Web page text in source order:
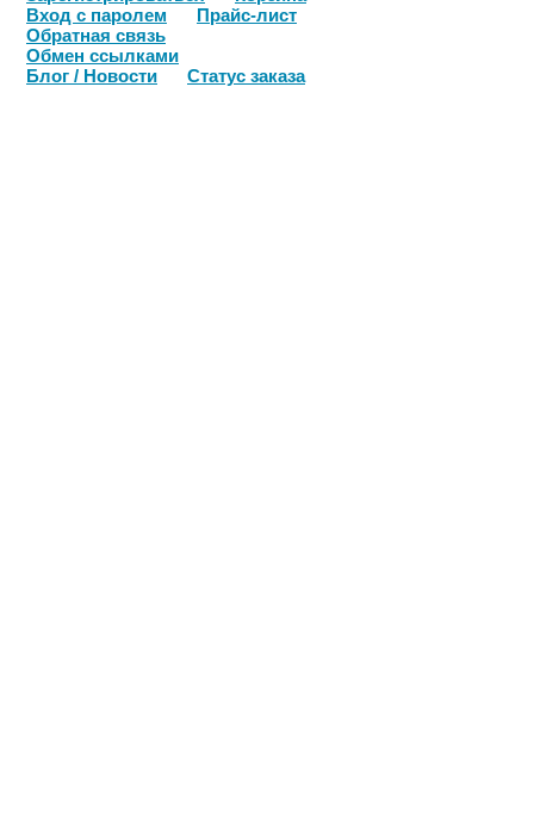
Вход с паролем
Прайс-лист
Обратная связь
Обмен ссылками
Блог / Новости
Статус заказа